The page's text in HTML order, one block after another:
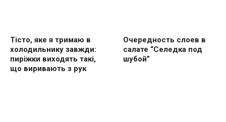
Тісто, яке я тримаю в
холодильнику завжди:
пиріжки виходять такі,
що виривають з рук
Очередность слоев в
салате “Селедка под
шубой”